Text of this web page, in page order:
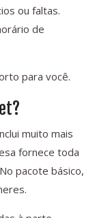
ou faltas.
de
para você.
muito mais
fornece toda
pacote básico,